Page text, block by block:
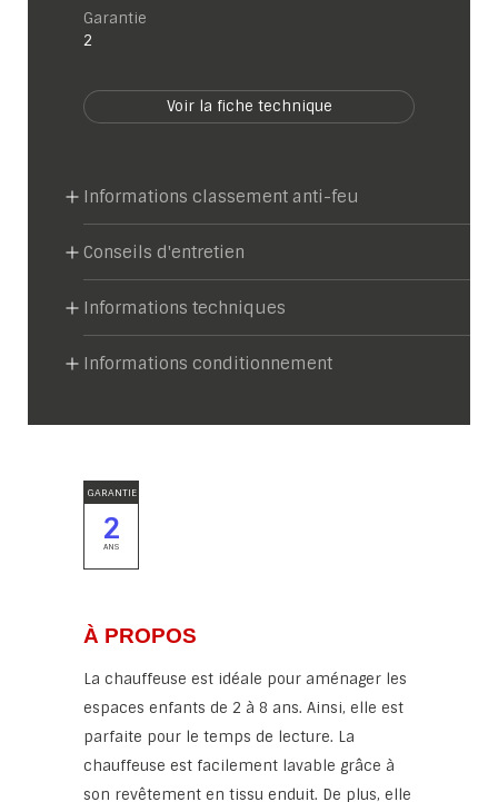
garantie
2
Voir la fiche technique
Informations classement anti-feu
Conseils d'entretien
Informations techniques
Informations conditionnement
GARANTIE
2
ANS
À PROPOS
La chauffeuse est idéale pour aménager les
espaces enfants de 2 à 8 ans. Ainsi, elle est
parfaite pour le temps de lecture. La
chauffeuse est facilement lavable grâce à
son revêtement en tissu enduit. De plus, elle